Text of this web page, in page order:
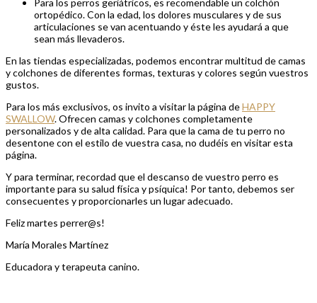
ortopédico. Con la edad, los dolores musculares y de sus
articulaciones se van acentuando y éste les ayudará a que
sean más llevaderos.
En las tiendas especializadas, podemos encontrar multitud de camas
y colchones de diferentes formas, texturas y colores según vuestros
gustos.
Para los más exclusivos, os invito a visitar la página deHAPPY
SWALLOW. Ofrecen camas y colchones completamente
personalizados y de alta calidad. Para que la cama de tu perro no
desentone con el estilo de vuestra casa, no dudéis en visitar esta
página.
Y para terminar, recordad que el descanso de vuestro perro es
importante para su salud física y psíquica! Por tanto, debemos ser
consecuentes y proporcionarles un lugar adecuado.
Feliz martes perrer@s!
María Morales Martínez
Educadora y terapeuta canino.